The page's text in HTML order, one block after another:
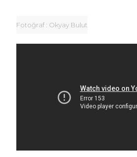
Fotoğraf : Okyay Bulut